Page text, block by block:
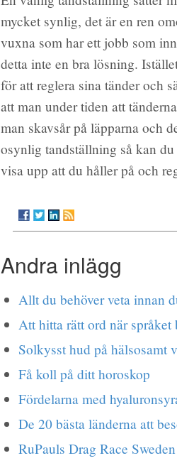
mycket synlig, det är en ren
vuxna som har ett jobb som
detta inte en bra lösning.
för att reglera sina tänder och
att man under tiden att
man skavsår på läpparna och
osynlig tandställning så kan
visa upp att du håller på och
Andra inlägg
Allt du behöver veta innan
Att hitta rätt ord när språket
Solkysst hud på hälsosamt
Få koll på ditt horoskop
Fördelarna med
De 20 bästa länderna att
RuPauls Drag Race Sweden